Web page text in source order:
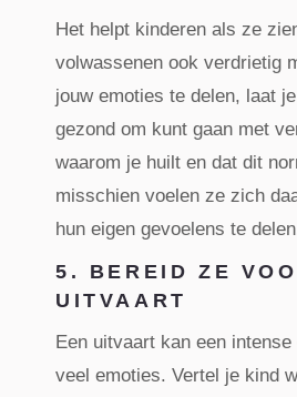
Het helpt kinderen als ze
volwassenen ook verdrietig
jouw emoties te delen, laat
gezond om kunt gaan met
waarom je huilt en dat dit
misschien voelen ze zich
hun eigen gevoelens te
5. BEREID ZE
UITVAART
Een uitvaart kan een
veel emoties. Vertel je kind